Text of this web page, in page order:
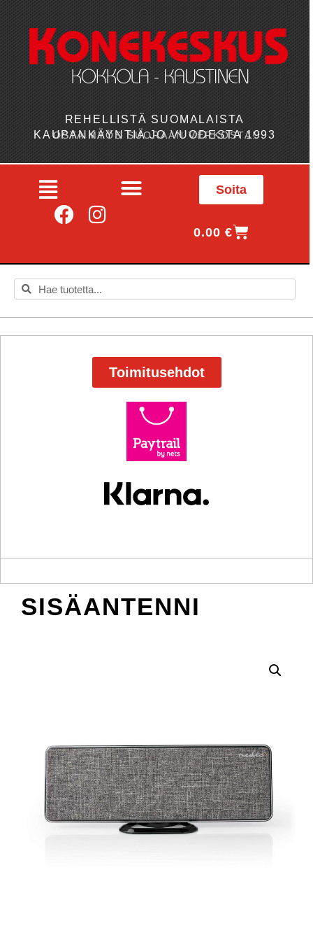
REHELLISTÄ SUOMALAISTA
KAUPANKÄYNTIÄ JO VUODESTA 1993
OSTA MYÖS SUORAAN VERKOSTA!
Soita
0.00€
Toimitusehdot
SISÄANTENNI